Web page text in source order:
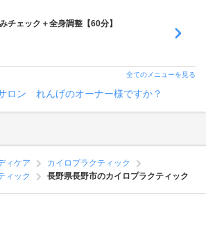
チェック＋全身調整【60分】
全てのメニューを見る
ロン れんげのオーナー様ですか？
ィケア
カイロプラクティック
ィック
長野県長野市のカイロプラクティック